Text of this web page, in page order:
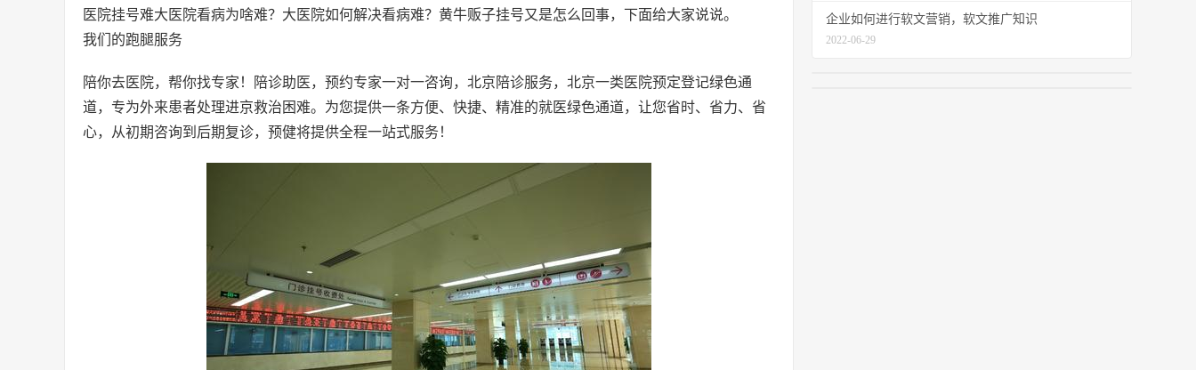
医院挂号难大医院看病为啥难？大医院如何解决看病难？黄牛贩子挂号又是怎么回事，下面给大家说说。
我们的跑腿服务
陪你去医院，帮你找专家！陪诊助医，预约专家一对一咨询，北京陪诊服务，北京一类医院预定登记绿色通
道，专为外来患者处理进京救治困难。为您提供一条方便、快捷、精准的就医绿色通道，让您省时、省力、省
心，从初期咨询到后期复诊，预健将提供全程一站式服务！
企业如何进行软文营销，软文推广知识
2022-06-29